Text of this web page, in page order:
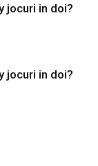
jocuri in doi?
jocuri in doi?